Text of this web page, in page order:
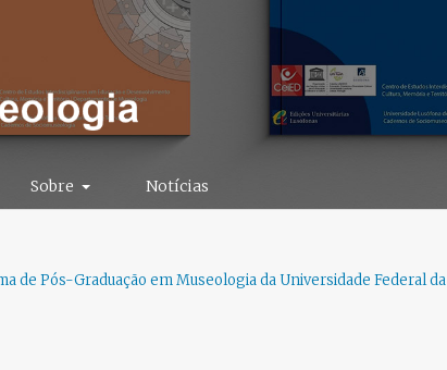
Sobre Notícias
de Pós-Graduação em Museologia da Universidade Federal da